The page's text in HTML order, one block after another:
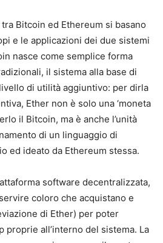
Bitcoin ed Ethereum si basano
e le applicazioni dei due sistemi
nasce come semplice forma
il sistema alla base di
di utilità aggiuntivo: per dirla
Ether non è solo una ‘moneta
il Bitcoin, ma è anche l’unità
di un linguaggio di
ed ideato da Ethereum stessa.
software decentralizzata,
coloro che acquistano e
di Ether) per poter
proprie all’interno del sistema. La